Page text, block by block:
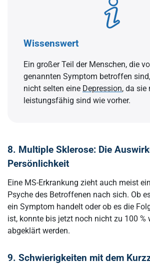
Wissenswert
Ein großer Teil der Menschen, die
genannten Symptom betroffen
nicht selten eine Depression, da sie
leistungsfähig sind wie vorher.
8. Multiple Sklerose: Die
Persönlichkeit
Eine MS-Erkrankung zieht auch meist
Psyche des Betroffenen nach sich. Ob
ein Symptom handelt oder ob es die
ist, konnte bis jetzt noch nicht zu 100
abgeklärt werden.
9. Schwierigkeiten mit dem